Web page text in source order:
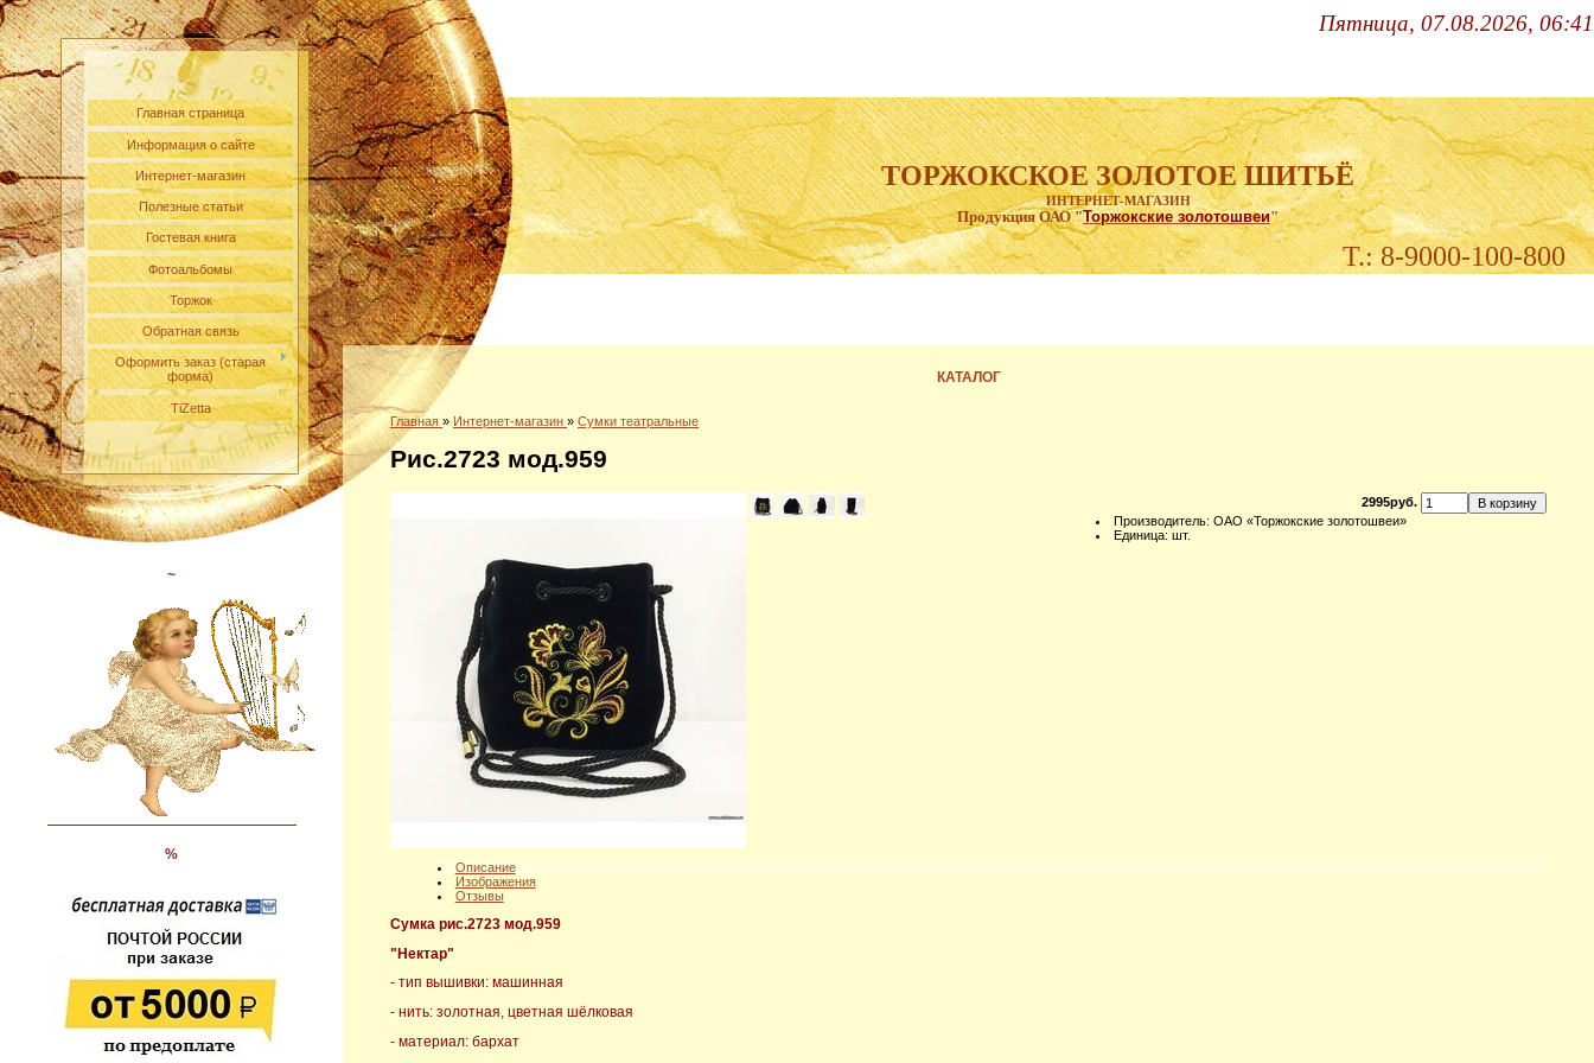
Главная страница
Информация о сайте
Интернет-магазин
Полезные статьи
Гостевая книга
Фотоальбомы
Торжок
Обратная связь
Оформить заказ (старая
форма)
TiZetta
~
%
Пятница, 07.08.2026, 06:41
ТОРЖОКСКОЕ ЗОЛОТОЕ ШИТЬЁ
ИНТЕРНЕТ-МАГАЗИН
Продукция ОАО "Торжокские золотошвеи"
Т.: 8-9000-100-800
КАТАЛОГ
Главная » Интернет-магазин » Сумки театральные
Рис.2723 мод.959
2995руб.
Производитель: ОАО «Торжокские золотошвеи»
Единица: шт.
Описание
Изображения
Отзывы
Сумка рис.2723 мод.959
"Нектар"
- тип вышивки: машинная
- нить: золотная, цветная шёлковая
- материал: бархат